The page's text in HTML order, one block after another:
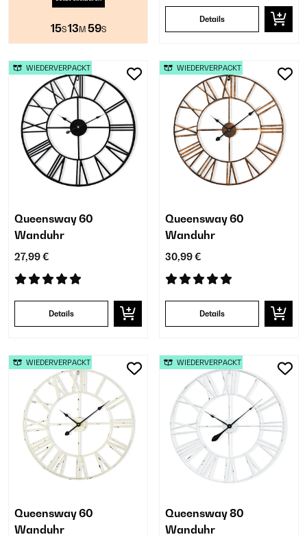
15S13M 58S
Details
Queensway 60
Wanduhr
27,99 €
Details
WIEDERVERPACKT
Queensway 60
Wanduhr
30,99 €
Details
WIEDERVERPACKT
Queensway 60
Wanduhr
WIEDERVERPACKT
Queensway 80
Wanduhr
WIEDERVERPACKT